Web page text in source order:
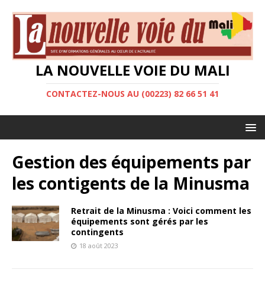
LA NOUVELLE VOIE DU MALI
CONTACTEZ-NOUS AU (00223) 82 66 51 41
Gestion des équipements par
les contigents de la Minusma
Retrait de la Minusma : Voici comment les
équipements sont gérés par les
contingents
18 août 2023